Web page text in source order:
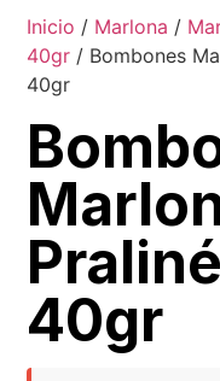
Inicio / Marlona /
40gr / Bombones
40gr
40gr